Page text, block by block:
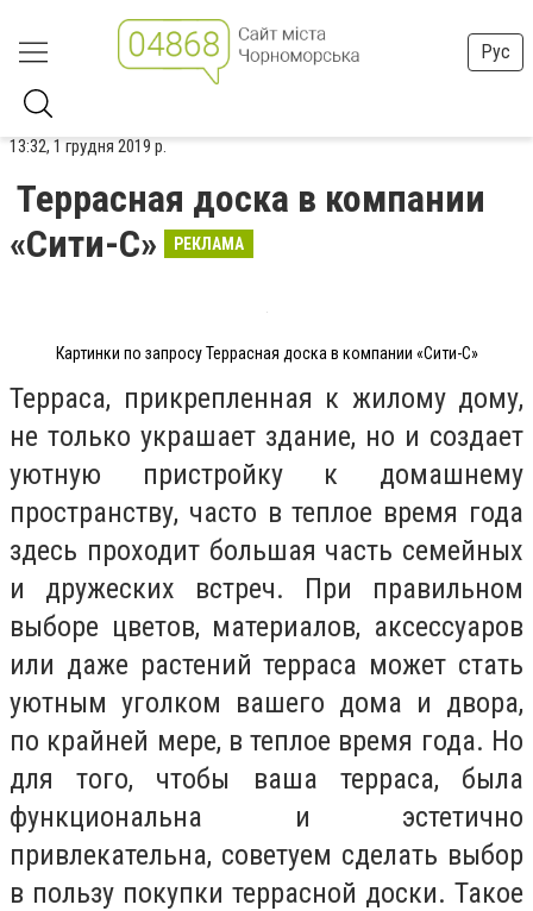
Рус
13:32, 1 грудня 2019 р.
Террасная доска в компании
«Сити-С»
РЕКЛАМА
Картинки по запросу Террасная доска в компании «Сити-С»
Терраса, прикрепленная к жилому дому,
не только украшает здание, но и создает
уютную пристройку к домашнему
пространству, часто в теплое время года
здесь проходит большая часть семейных
и дружеских встреч. При правильном
выборе цветов, материалов, аксессуаров
или даже растений терраса может стать
уютным уголком вашего дома и двора,
по крайней мере, в теплое время года. Но
для того, чтобы ваша терраса, была
функциональна и эстетично
привлекательна, советуем сделать выбор
в пользу покупки террасной доски. Такое